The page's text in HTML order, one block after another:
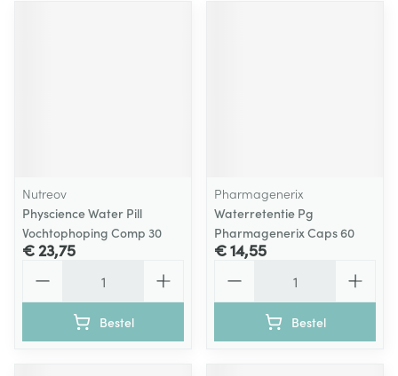
Nutreov
Physcience Water Pill
Vochtophoping Comp 30
€ 23,75
Bestel
Pharmagenerix
Waterretentie Pg
Pharmagenerix Caps 60
€ 14,55
Bestel